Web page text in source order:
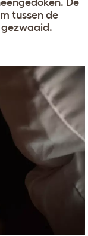
De
tussen de